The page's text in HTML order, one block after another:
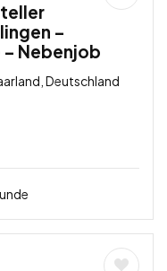
–
Nebenjob
Deutschland